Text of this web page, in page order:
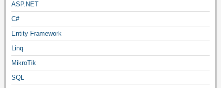
ASP.NET
C#
Entity Framework
Linq
MikroTik
SQL